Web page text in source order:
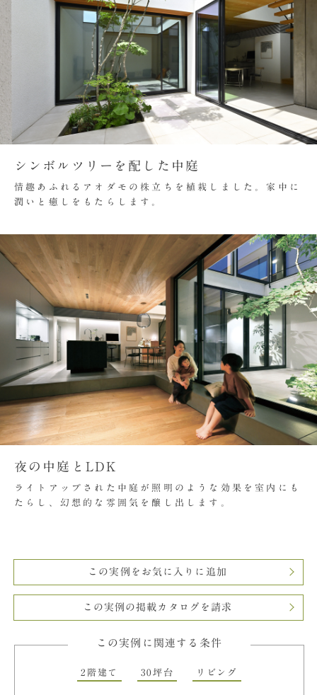
シンボルツリーを配した中庭
情趣あふれるアオダモの株立ちを植栽しました。家中に
潤いと癒しをもたらします。
夜の中庭とLDK
ライトアップされた中庭が照明のような効果を室内にも
たらし、幻想的な雰囲気を醸し出します。
この実例をお気に入りに追加
この実例の掲載カタログを請求
この実例に関連する条件
2階建て 30坪台 リビング